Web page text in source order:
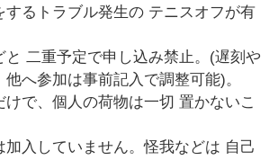
するトラブル発生の テニスオフが有
二重予定で申し込み禁止。(遅刻や
へ参加は事前記入で調整可能)。
で、個人の荷物は一切 置かないこ
入していません。怪我などは 自己